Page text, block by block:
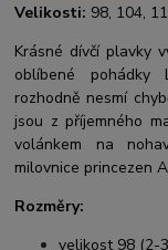
Velikosti: 98, 104,
Krásné dívčí plavky
oblíbené pohádky
rozhodně nesmí
jsou z příjemného
volánkem na
milovnice princezen
Rozměry:
velikost 98 (2-